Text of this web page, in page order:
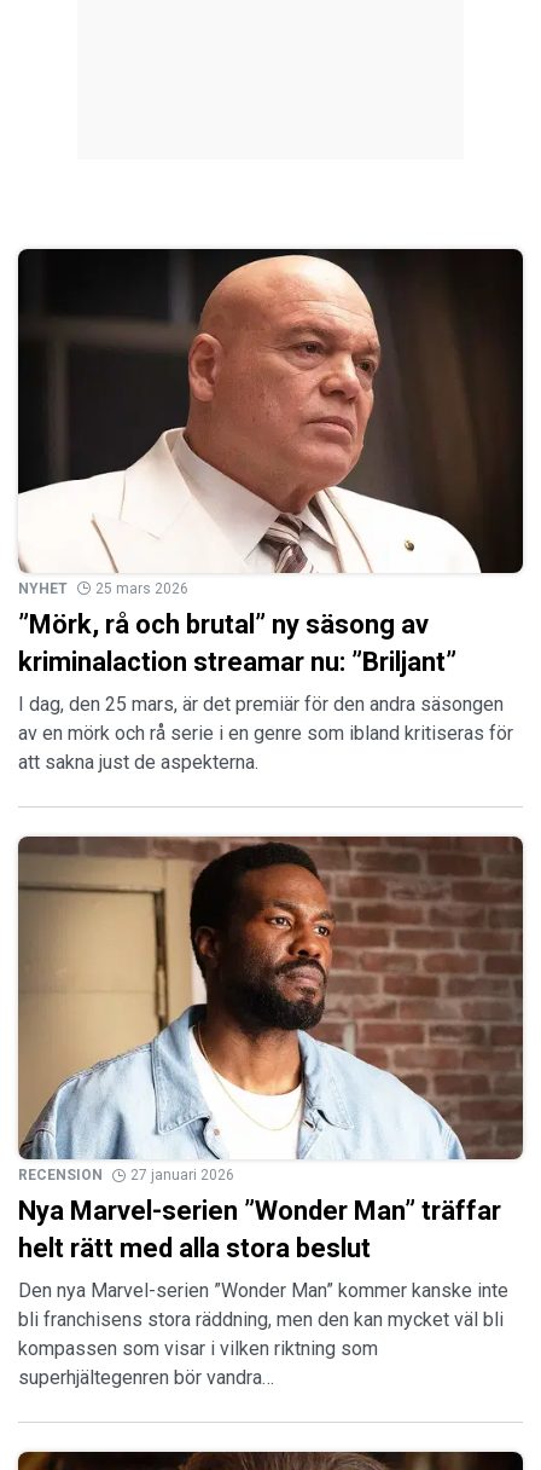
NYHET 25 mars 2026
”Mörk, rå och brutal” ny säsong av
kriminalaction streamar nu: ”Briljant”
I dag, den 25 mars, är det premiär för den andra säsongen
av en mörk och rå serie i en genre som ibland kritiseras för
att sakna just de aspekterna.
RECENSION 27 januari 2026
Nya Marvel-serien ”Wonder Man” träffar
helt rätt med alla stora beslut
Den nya Marvel-serien ”Wonder Man” kommer kanske inte
bli franchisens stora räddning, men den kan mycket väl bli
kompassen som visar i vilken riktning som
superhjältegenren bör vandra…